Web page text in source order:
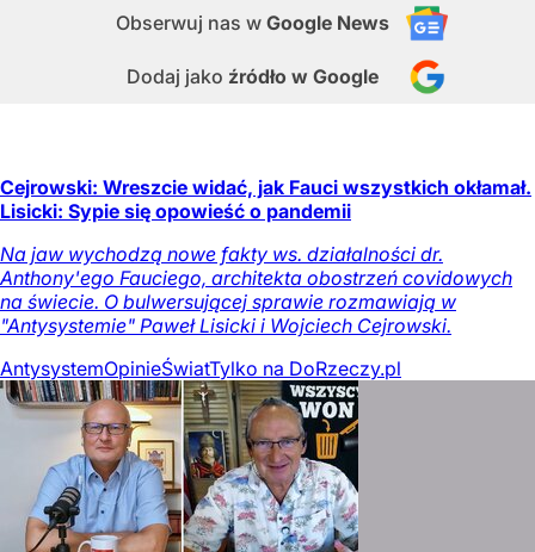
Obserwuj nas w Google News
Dodaj jako źródło w Google
Cejrowski: Wreszcie widać, jak Fauci wszystkich okłamał.
Lisicki: Sypie się opowieść o pandemii
Na jaw wychodzą nowe fakty ws. działalności dr.
Anthony'ego Fauciego, architekta obostrzeń covidowych
na świecie. O bulwersującej sprawie rozmawiają w
"Antysystemie" Paweł Lisicki i Wojciech Cejrowski.
AntysystemOpinieŚwiatTylko na DoRzeczy.pl